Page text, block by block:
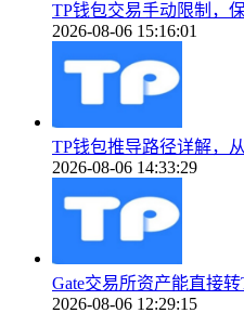
TP钱包交易手动限制，
2026-08-06 15:16:01
TP钱包推导路径详解，
2026-08-06 14:33:29
Gate交易所资产能直接
2026-08-06 12:29:15